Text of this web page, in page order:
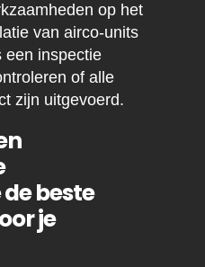
op het
van airco-units
een inspectie
of alle
zijn uitgevoerd.
beste
je